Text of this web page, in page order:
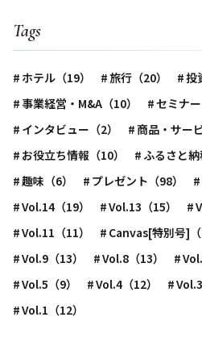
Tags
ホテル（19） 旅行（20）
投
事業経営・M&A（10）
セミナー
インタビュー（2）
商品・サー
お役立ち情報（10）
ふるさと納
趣味（6）
プレゼント（98）
Vol.14（19）
Vol.13（15）
Vol.11（11）
Canvas[特別号]（
Vol.9（13）
Vol.8（13）
Vol.5（9）
Vol.4（12） Vol.3
Vol.1（12）